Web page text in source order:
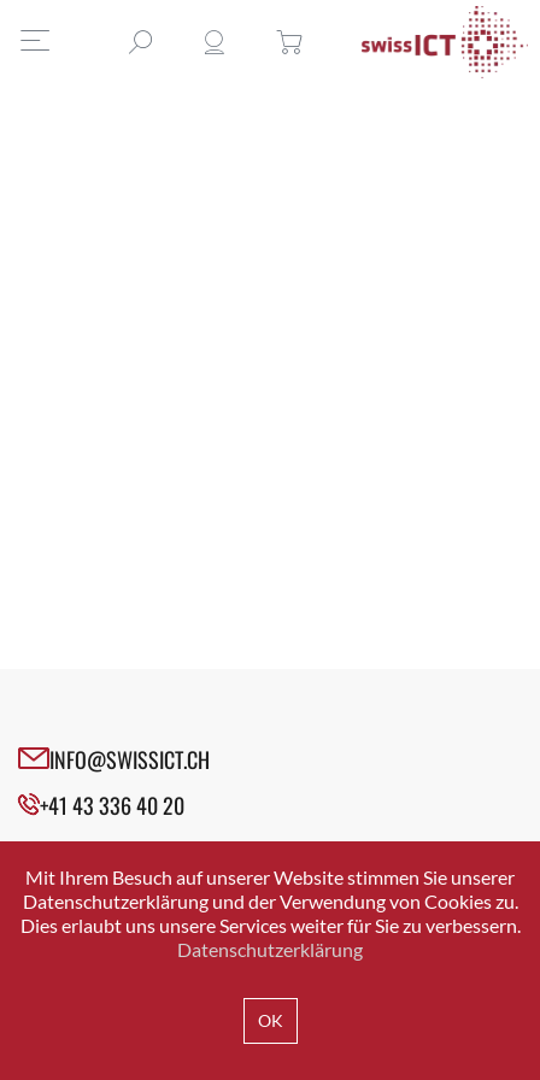
INFO@SWISSICT.CH
+41 43 336 40 20
SWISSICT
VULKANSTRASSE 120
8048 ZURICH
Mit Ihrem Besuch auf unserer Website stimmen Sie unserer
Datenschutzerklärung und der Verwendung von Cookies zu.
Dies erlaubt uns unsere Services weiter für Sie zu verbessern.
Datenschutzerklärung
OK